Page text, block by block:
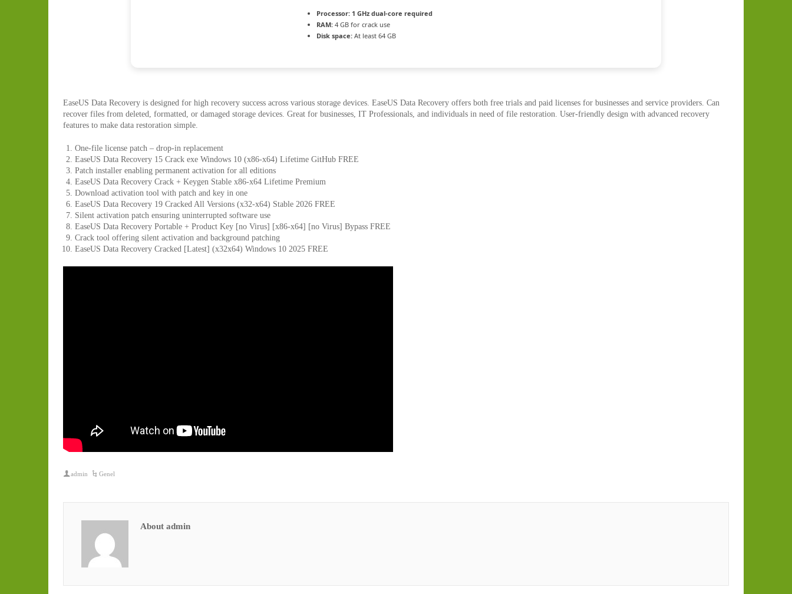
Processor: 1 GHz dual-core required
RAM: 4 GB for crack use
Disk space: At least 64 GB
EaseUS Data Recovery is designed for high recovery success across various storage devices. EaseUS Data Recovery offers both free trials and paid licenses for businesses and service providers. Can
recover files from deleted, formatted, or damaged storage devices. Great for businesses, IT Professionals, and individuals in need of file restoration. User-friendly design with advanced recovery
features to make data restoration simple.
One-file license patch – drop-in replacement
EaseUS Data Recovery 15 Crack exe Windows 10 (x86-x64) Lifetime GitHub FREE
Patch installer enabling permanent activation for all editions
EaseUS Data Recovery Crack + Keygen Stable x86-x64 Lifetime Premium
Download activation tool with patch and key in one
EaseUS Data Recovery 19 Cracked All Versions (x32-x64) Stable 2026 FREE
Silent activation patch ensuring uninterrupted software use
EaseUS Data Recovery Portable + Product Key [no Virus] [x86-x64] [no Virus] Bypass FREE
Crack tool offering silent activation and background patching
EaseUS Data Recovery Cracked [Latest] (x32x64) Windows 10 2025 FREE
admin Genel
About admin